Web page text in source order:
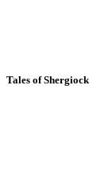
Tales of Shergiock